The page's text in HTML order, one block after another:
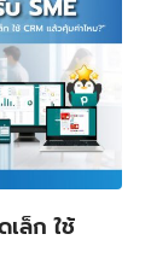
เล็ก ใช้